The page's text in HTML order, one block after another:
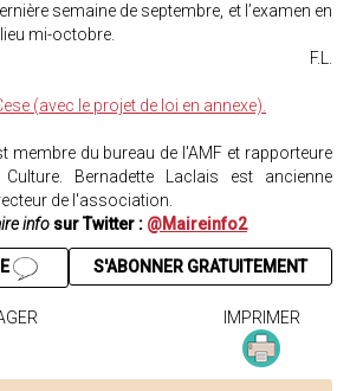
semaine de septembre, et l’examen en
mi-octobre.
F.L.
(avec le projet de loi en annexe).
membre du bureau de l'AMF et rapporteure
Bernadette Laclais est ancienne
de l'association.
info sur Twitter : @Maireinfo2
S'ABONNER GRATUITEMENT
IMPRIMER